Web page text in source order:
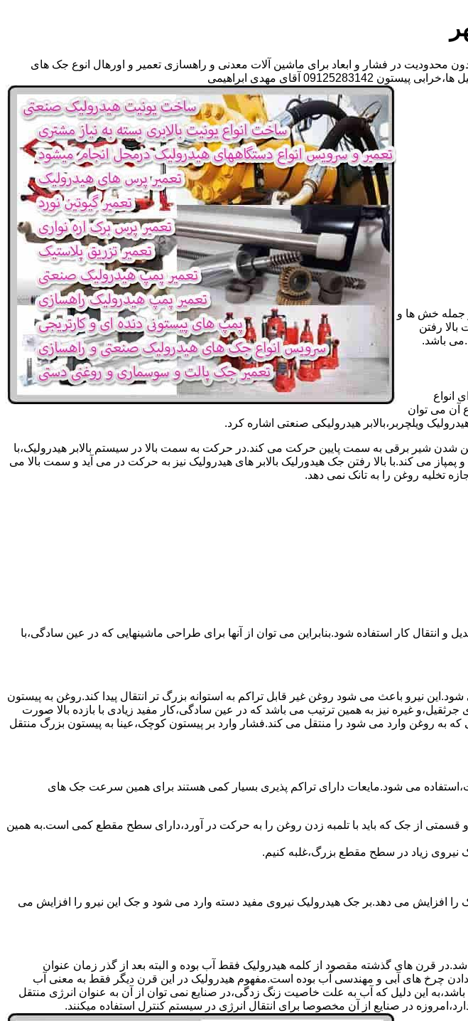
محدودیت در فشار و ابعاد برای ماشین آلات معدنی و راهسازی تعمیر و اورهال انوع جک های
آقای مهدی ابراهیمی
جمله خش ها و
رفتن
باشد.
انواع
آن می توان
هیدرولیک ویلچربر،بالابر هیدرولیکی صنعتی اشاره کرد.
شدن شیر برقی به سمت پایین حرکت می کند.در حرکت به سمت بالا در سیستم بالابر هیدرولیک،با
می کند.با بالا رفتن جک هیدورلیک بالابر های هیدرولیک نیز به حرکت در می آید و سمت بالا می
تخلیه روغن را به تانک نمی دهد.
انتقال کار استفاده شود.بنابراین می توان از آنها برای طراحی ماشینهایی که در عین سادگی،با
نیرو باعث می شود روغن غیر قابل تراکم به استوانه بزرگ تر انتقال پیدا کند.روغن به پیستون
غیره نیز به همین ترتیب می باشد که در عین سادگی،کار مفید زیادی با بازده بالا صورت
که به روغن وارد می شود را منتقل می کند.فشار وارد بر پیستون کوچک،عینا به پیستون بزرگ منتقل
می شود.مایعات دارای تراکم پذیری بسیار کمی هستند برای همین سرعت جک های
از جک که باید با تلمبه زدن روغن را به حرکت در آورد،دارای سطح مقطع کمی است.به همین
نیروی زیاد در سطح مقطع بزرگ،غلبه کنیم.
افزایش می دهد.بر جک هیدرولیک نیروی مفید دسته وارد می شود و جک این نیرو را افزایش می
قرن های گذشته مقصود از کلمه هیدرولیک فقط آب بوده و البته بعد از گذر زمان عنوان
چرخ های آبی و مهندسی آب بوده است.مفهوم هیدرولیک در این قرن دیگر فقط به معنی آب
این دلیل که آب به علت خاصیت زنگ زدگی،در صنایع نمی توان از آن به عنوان انرژی منتقل
در صنایع از آن مخصوصا برای انتقال انرژی در سیستم کنترل استفاده میکنند.